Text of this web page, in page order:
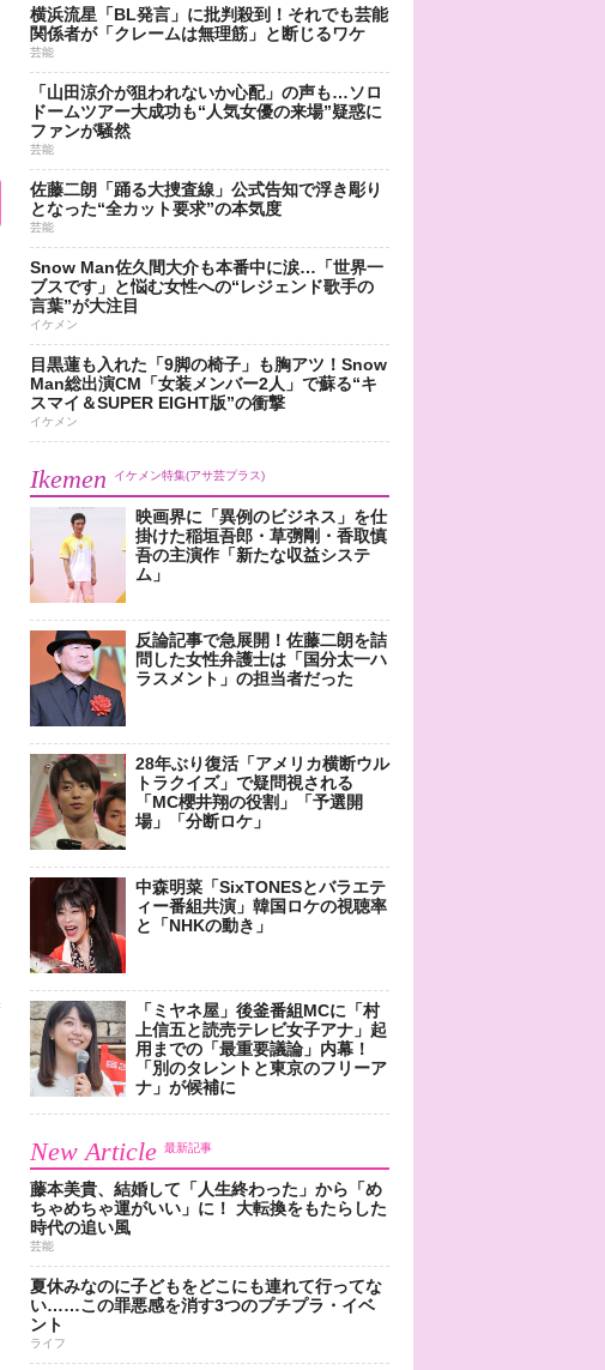
横浜流星「BL発言」に批判殺到！それでも芸能
関係者が「クレームは無理筋」と断じるワケ
芸能
「山田涼介が狙われないか心配」の声も…ソロ
ドームツアー大成功も“人気女優の来場”疑惑に
ファンが騒然
芸能
佐藤二朗「踊る大捜査線」公式告知で浮き彫り
となった“全カット要求”の本気度
芸能
Snow Man佐久間大介も本番中に涙…「世界一
ブスです」と悩む女性への“レジェンド歌手の
言葉”が大注目
イケメン
目黒蓮も入れた「9脚の椅子」も胸アツ！Snow
Man総出演CM「女装メンバー2人」で蘇る“キ
スマイ＆SUPER EIGHT版”の衝撃
イケメン
Ikemen イケメン特集(アサ芸プラス)
映画界に「異例のビジネス」を仕
掛けた稲垣吾郎・草彅剛・香取慎
吾の主演作「新たな収益システ
ム」
反論記事で急展開！佐藤二朗を詰
問した女性弁護士は「国分太一ハ
ラスメント」の担当者だった
28年ぶり復活「アメリカ横断ウル
トラクイズ」で疑問視される
「MC櫻井翔の役割」「予選開
場」「分断ロケ」
中森明菜「SixTONESとバラエテ
ィー番組共演」韓国ロケの視聴率
と「NHKの動き」
「ミヤネ屋」後釜番組MCに「村
上信五と読売テレビ女子アナ」起
用までの「最重要議論」内幕！
「別のタレントと東京のフリーア
ナ」が候補に
New Article 最新記事
藤本美貴、結婚して「人生終わった」から「め
ちゃめちゃ運がいい」に！ 大転換をもたらした
時代の追い風
芸能
夏休みなのに子どもをどこにも連れて行ってな
い……この罪悪感を消す3つのプチプラ・イベ
ント
ライフ